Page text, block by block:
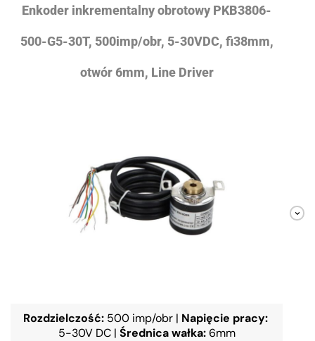
Enkoder inkrementalny obrotowy PKB3806-
500-G5-30T, 500imp/obr, 5-30VDC, fi38mm,
otwór 6mm, Line Driver
Rozdzielczość: 500 imp/obr | Napięcie pracy:
5-30V DC | Średnica wałka: 6mm